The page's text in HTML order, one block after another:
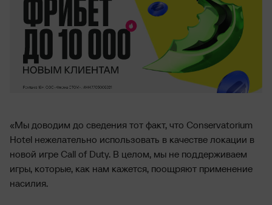
«Мы доводим до сведения тот факт, что Conservatorium
Hotel нежелательно использовать в качестве локации в
новой игре Call of Duty. В целом, мы не поддерживаем
игры, которые, как нам кажется, поощряют применение
насилия.